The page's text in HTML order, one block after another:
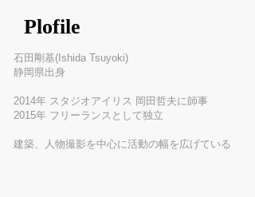
Plofile
石田剛基(Ishida Tsuyoki)
静岡県出身
2014年 スタジオアイリス 岡田哲夫に師事
2015年 フリーランスとして独立
建築、人物撮影を中心に活動の幅を広げている